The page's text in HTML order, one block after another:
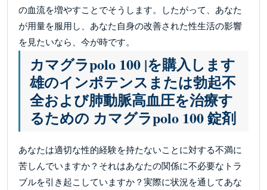
の血流を増やすことでそうします。したがって、あなた
が用量を服用し、あなた自身の改善された性生活の影響
を見たいなら、今が時です。
カマグラpolo 100 |を購入します
雄のインポテンスまたは勃起不
全および肺動脈高血圧を治療す
るための カマグラpolo 100 錠剤
あなたは適切な性的経験を持たないことに対する不満に
苦しんでいますか？それはあなたの関係に不必要なトラ
ブルを引き起こしていますか？実際に状況を通してあな